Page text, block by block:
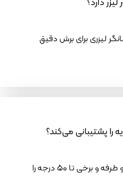
لیزری برای برش دقیق
اکثر مدل‌ها تا ۴۵ درجه دو طرفه و برخی تا ۵۰ درجه را